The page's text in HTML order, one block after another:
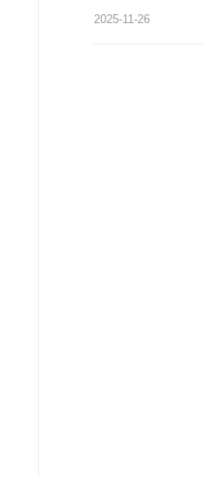
奖”
2025-11-26